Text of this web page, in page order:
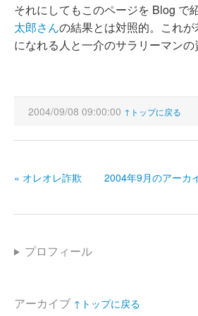
それにしてもこのページを Blog で
太郎さんの結果とは対照的。これ
になれる人と一介のサラリーマンの
2004/09/08 09:00:00 ↑トップに戻る
« オレオレ詐欺 2004年9月のアーカ
プロフィール
アーカイブ ↑トップに戻る